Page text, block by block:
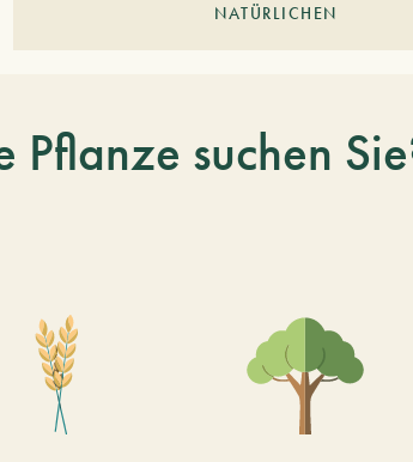
NATÜRLICHEN
Pflanze suchen